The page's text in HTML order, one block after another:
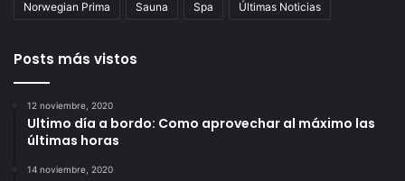
Norwegian Prima Sauna Spa Últimas Noticias
Posts más vistos
12 noviembre, 2020
Ultimo día a bordo: Como aprovechar al máximo las
últimas horas
14 noviembre, 2020